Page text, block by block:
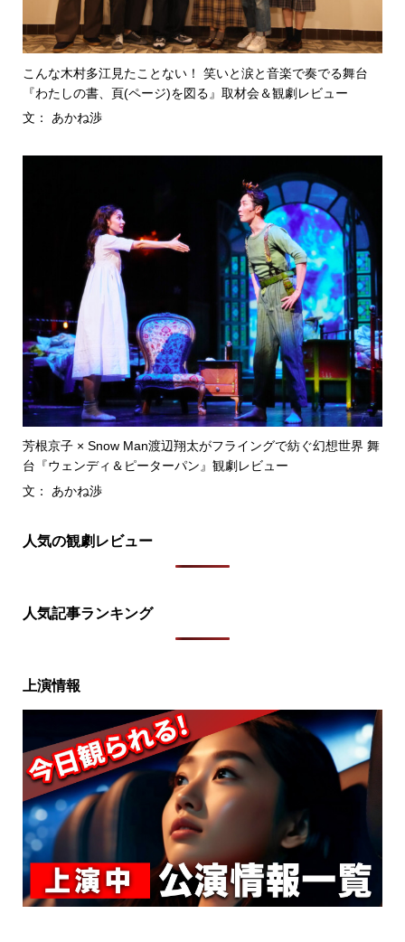
こんな木村多江見たことない！ 笑いと涙と音楽で奏でる舞台
『わたしの書、頁(ページ)を図る』取材会＆観劇レビュー
文： あかね渉
芳根京子 × Snow Man渡辺翔太がフライングで紡ぐ幻想世界 舞
台『ウェンディ＆ピーターパン』観劇レビュー
文： あかね渉
人気の観劇レビュー
人気記事ランキング
上演情報